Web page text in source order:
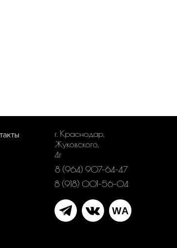
г. Краснодар,
Жуковского,
4г
8 (918) 001-56-04
8 (964) 907-64-47
WA